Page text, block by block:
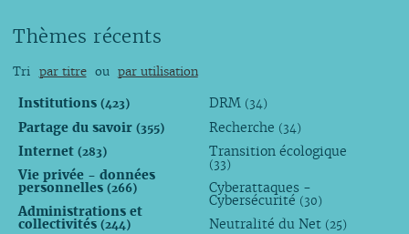
Thèmes récents
Tri par titre ou par utilisation
Institutions (423)
Partage du savoir (355)
Internet (283)
Vie privée - données
personnelles (266)
Administrations et
collectivités (244)
DRM (34)
Recherche (34)
Transition écologique
(33)
Cyberattaques -
Cybersécurité (30)
Neutralité du Net (25)